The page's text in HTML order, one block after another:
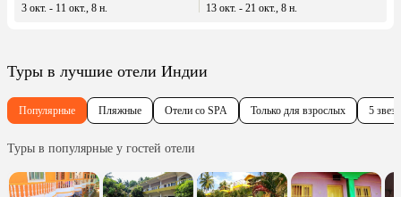
3 окт. - 11 окт., 8 н. 13 окт. - 21 окт., 8 н.
Туры в лучшие отели Индии
Популярные Пляжные Отели со SPA Только для взрослых 5 звезд
Туры в популярные у гостей отели